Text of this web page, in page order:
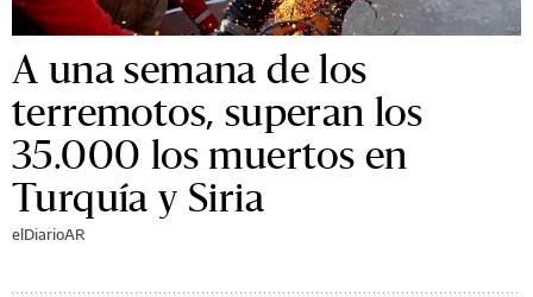
A una semana de los
terremotos, superan los
35.000 los muertos en
Turquía y Siria
elDiarioAR